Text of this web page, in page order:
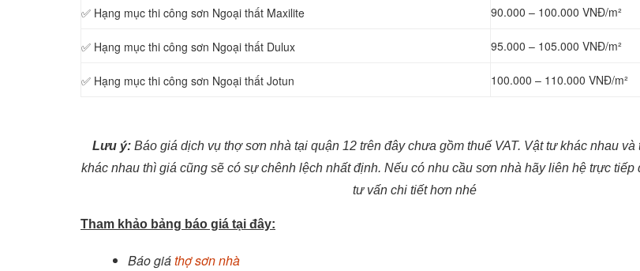
✅ Hạng mục thi công sơn Ngoại thất Maxilite 90.000 – 100.000 VNĐ/m²
✅ Hạng mục thi công sơn Ngoại thất Dulux 95.000 – 105.000 VNĐ/m²
✅ Hạng mục thi công sơn Ngoại thất Jotun 100.000 – 110.000 VNĐ/m²
Lưu ý: Báo giá dịch vụ thợ sơn nhà tại quận 12 trên đây chưa gồm thuế VAT. Vật tư khác nhau
khác nhau thì giá cũng sẽ có sự chênh lệch nhất định. Nếu có nhu cầu sơn nhà hãy liên hệ trực
tư vấn chi tiết hơn nhé
Tham khảo bảng báo giá tại đây:
Báo giáthợ sơn nhà